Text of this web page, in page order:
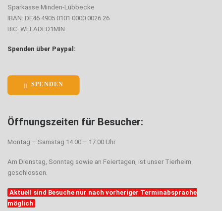
Sparkasse Minden-Lübbecke
IBAN: DE46 4905 0101 0000 0026 26
BIC: WELADED1MIN
Spenden über Paypal:
SPENDEN
Öffnungszeiten für Besucher:
Montag – Samstag 14.00 – 17.00 Uhr
Am Dienstag, Sonntag sowie an Feiertagen, ist unser Tierheim
geschlossen.
Aktuell sind Besuche nur nach vorheriger Terminabsprache
möglich